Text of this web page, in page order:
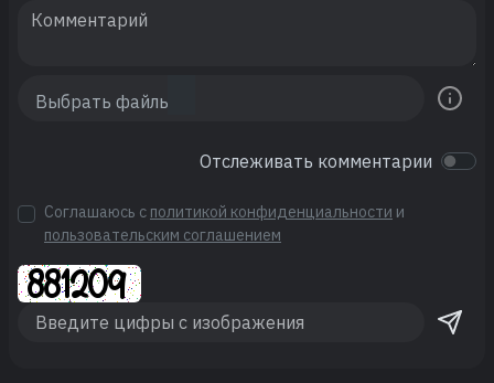
Отслеживать комментарии
Соглашаюсь с политикой конфиденциальности и
пользовательским соглашением